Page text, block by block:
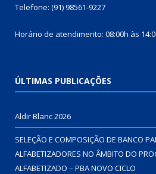
Telefone: (91) 98561-9227
Horário de atendimento: 08:00h às
ÚLTIMAS PUBLICAÇÕES
Aldir Blanc 2026
SELEÇÃO E COMPOSIÇÃO DE BANCO
ALFABETIZADORES NO ÂMBITO DO
ALFABETIZADO – PBA NOVO CICLO